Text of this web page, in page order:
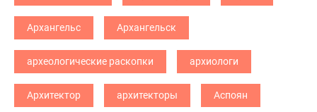
Архангельс Архангельск
археологические раскопки архиологи
Архитектор архитекторы Аспоян